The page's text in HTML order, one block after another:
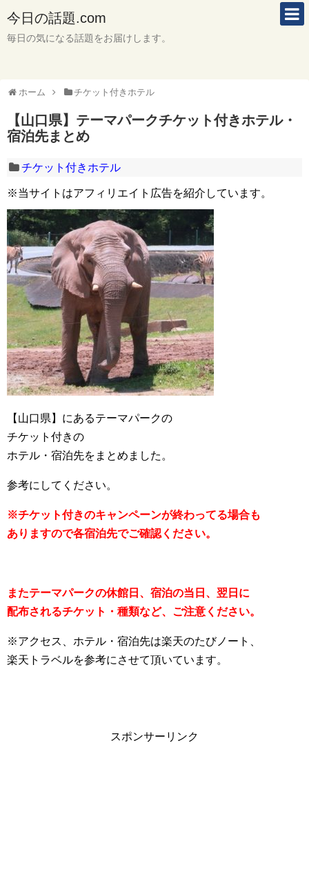
今日の話題.com
毎日の気になる話題をお届けします。
ホーム チケット付きホテル
【山口県】テーマパークチケット付きホテル・
宿泊先まとめ
チケット付きホテル
※当サイトはアフィリエイト広告を紹介しています。
【山口県】にあるテーマパークの
チケット付きの
ホテル・宿泊先をまとめました。
参考にしてください。
※チケット付きのキャンペーンが終わってる場合も
ありますので各宿泊先でご確認ください。
またテーマパークの休館日、宿泊の当日、翌日に
配布されるチケット・種類など、ご注意ください。
※アクセス、ホテル・宿泊先は楽天のたびノート、
楽天トラベルを参考にさせて頂いています。
スポンサーリンク